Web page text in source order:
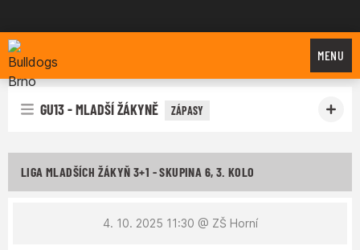
Bulldogs Brno
MENU
GU13 - MLADŠÍ ŽÁKYNĚ ZÁPASY
LIGA MLADŠÍCH ŽÁKYŇ 3+1 - SKUPINA 6, 3. KOLO
4. 10. 2025 11:30 @ ZŠ Horní